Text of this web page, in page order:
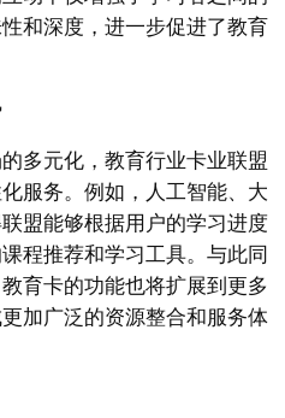
和深度，进一步促进了教育
多元化，教育行业卡业联盟
服务。例如，人工智能、大
盟能够根据用户的学习进度
程推荐和学习工具。与此同
育卡的功能也将扩展到更多
加广泛的资源整合和服务体